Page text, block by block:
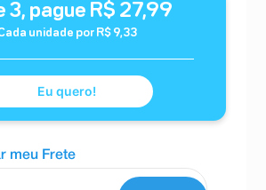
3, pague R$ 27,99
unidade por R$ 9,33
Eu quero!